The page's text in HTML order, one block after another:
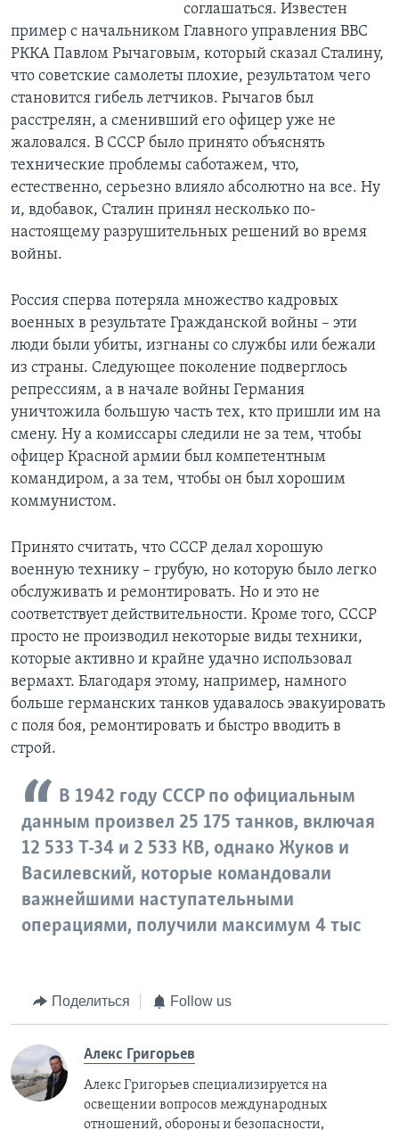
соглашаться. Известен
пример с начальником Главного управления ВВС
РККА Павлом Рычаговым, который сказал Сталину,
что советские самолеты плохие, результатом чего
становится гибель летчиков. Рычагов был
расстрелян, а сменивший его офицер уже не
жаловался. В СССР было принято объяснять
технические проблемы саботажем, что,
естественно, серьезно влияло абсолютно на все. Ну
и, вдобавок, Сталин принял несколько по-
настоящему разрушительных решений во время
войны.
Россия сперва потеряла множество кадровых
военных в результате Гражданской войны – эти
люди были убиты, изгнаны со службы или бежали
из страны. Следующее поколение подверглось
репрессиям, а в начале войны Германия
уничтожила большую часть тех, кто пришли им на
смену. Ну а комиссары следили не за тем, чтобы
офицер Красной армии был компетентным
командиром, а за тем, чтобы он был хорошим
коммунистом.
Принято считать, что СССР делал хорошую
военную технику – грубую, но которую было легко
обслуживать и ремонтировать. Но и это не
соответствует действительности. Кроме того, СССР
просто не производил некоторые виды техники,
которые активно и крайне удачно использовал
вермахт. Благодаря этому, например, намного
больше германских танков удавалось эвакуировать
с поля боя, ремонтировать и быстро вводить в
строй.
В 1942 году СССР по официальным
данным произвел 25 175 танков, включая
12 533 Т-34 и 2 533 КВ, однако Жуков и
Василевский, которые командовали
важнейшими наступательными
операциями, получили максимум 4 тыс
Поделиться Follow us
Алекс Григорьев
Алекс Григорьев специализируется на
освещении вопросов международных
отношений, обороны и безопасности,